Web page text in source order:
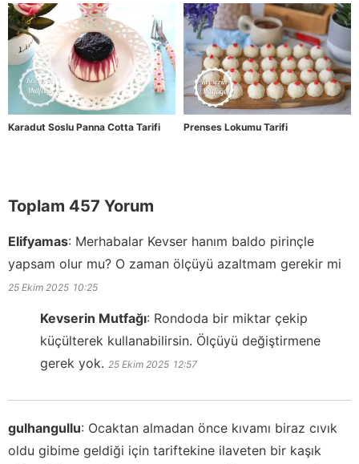
Karadut Soslu Panna Cotta Tarifi Prenses Lokumu Tarifi
Toplam 457 Yorum
Elifyamas: Merhabalar Kevser hanım baldo pirinçle
yapsam olur mu? O zaman ölçüyü azaltmam gerekir mi
25 Ekim 2025 10:25
Kevserin Mutfağı: Rondoda bir miktar çekip
küçülterek kullanabilirsin. Ölçüyü değiştirmene
gerek yok. 25 Ekim 2025 12:57
gulhangullu: Ocaktan almadan önce kıvamı biraz cıvık
oldu gibime geldiği için tariftekine ilaveten bir kaşık